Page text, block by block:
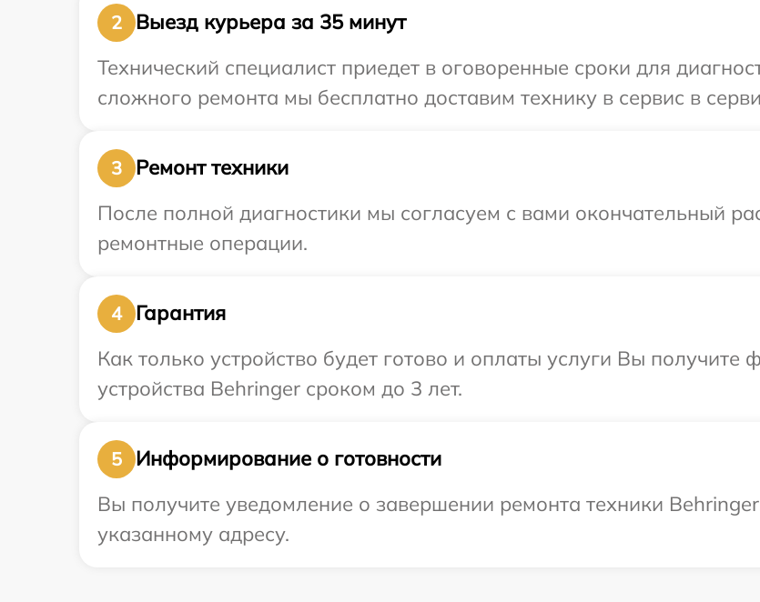
2
Выезд курьера за 35 минут
Технический специалист приедет в оговоренные сроки для
сложного ремонта мы бесплатно доставим технику в сервис в
3
Ремонт техники
После полной диагностики мы согласуем с вами окончательный
ремонтные операции.
4
Гарантия
Как только устройство будет готово и оплаты услуги Вы
устройства Behringer сроком до 3 лет.
5
Информирование о готовности
Вы получите уведомление о завершении ремонта техники
указанному адресу.